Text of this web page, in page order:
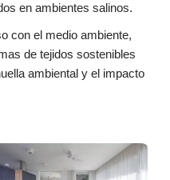
en ambientes salinos.
con el medio ambiente,
de tejidos sostenibles
ambiental y el impacto